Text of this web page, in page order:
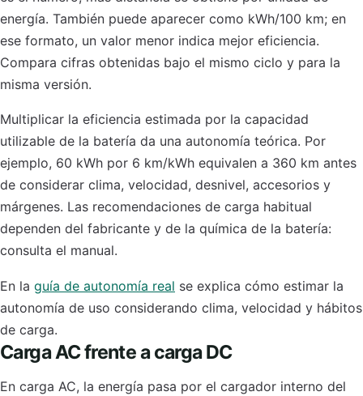
energía. También puede aparecer como kWh/100 km; en
ese formato, un valor menor indica mejor eficiencia.
Compara cifras obtenidas bajo el mismo ciclo y para la
misma versión.
Multiplicar la eficiencia estimada por la capacidad
utilizable de la batería da una autonomía teórica. Por
ejemplo, 60 kWh por 6 km/kWh equivalen a 360 km antes
de considerar clima, velocidad, desnivel, accesorios y
márgenes. Las recomendaciones de carga habitual
dependen del fabricante y de la química de la batería:
consulta el manual.
En la guía de autonomía real se explica cómo estimar la
autonomía de uso considerando clima, velocidad y hábitos
de carga.
Carga AC frente a carga DC
En carga AC, la energía pasa por el cargador interno del